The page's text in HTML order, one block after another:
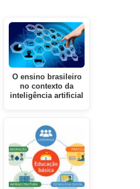
O ensino brasileiro
no contexto da
inteligência artificial